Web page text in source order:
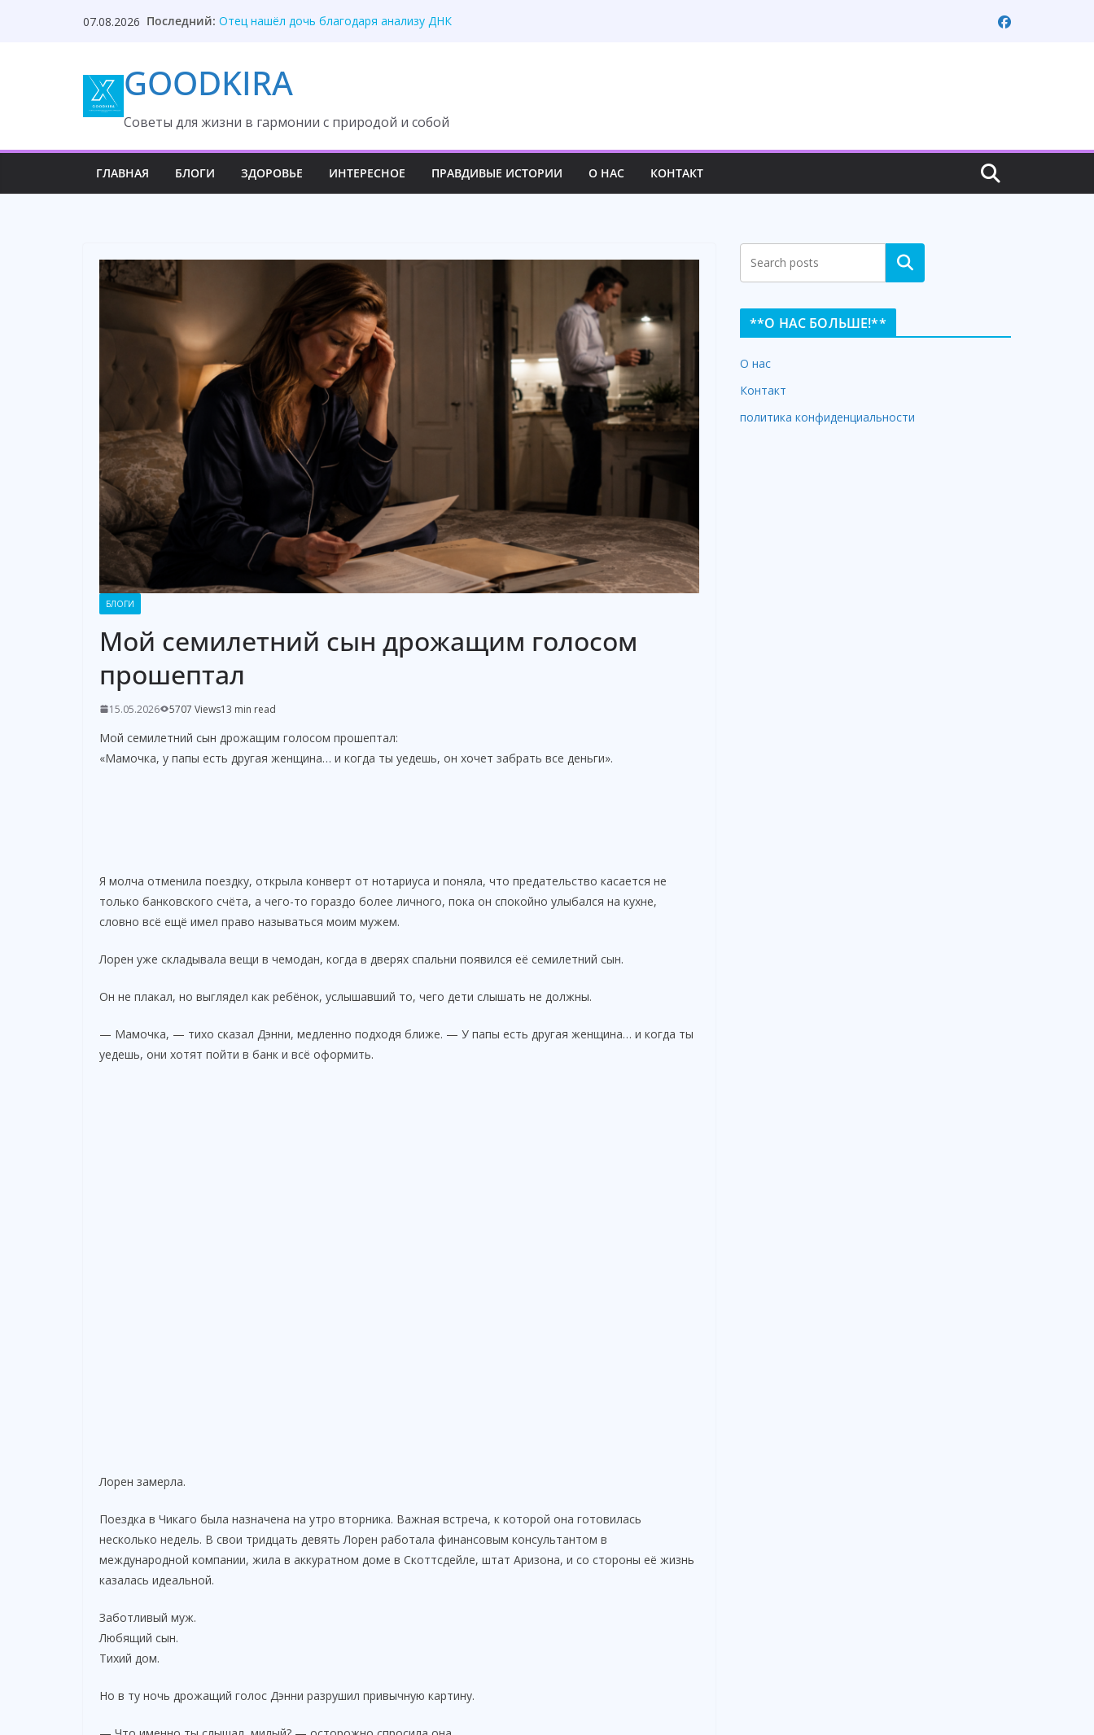
07.08.2026 Последний: Жена молчала годами, пока не услышала правду
Отец нашёл дочь благодаря анализу ДНК
Развод из-за миллиона оказался ошибкой
GOODKIRA
Cоветы для жизни в гармонии с природой и собой
ГЛАВНАЯ БЛОГИ ЗДОРОВЬЕ ИНТЕРЕСНОЕ ПРАВДИВЫЕ ИСТОРИИ О НАС КОНТАКТ
БЛОГИ
Мой семилетний сын дрожащим голосом
прошептал
15.05.2026 5707 Views13 min read
Мой семилетний сын дрожащим голосом прошептал:
«Мамочка, у папы есть другая женщина… и когда ты уедешь, он хочет забрать все деньги».
Я молча отменила поездку, открыла конверт от нотариуса и поняла, что предательство касается не
только банковского счёта, а чего-то гораздо более личного, пока он спокойно улыбался на кухне,
словно всё ещё имел право называться моим мужем.
Лорен уже складывала вещи в чемодан, когда в дверях спальни появился её семилетний сын.
Он не плакал, но выглядел как ребёнок, услышавший то, чего дети слышать не должны.
— Мамочка, — тихо сказал Дэнни, медленно подходя ближе. — У папы есть другая женщина… и когда ты
уедешь, они хотят пойти в банк и всё оформить.
Лорен замерла.
Поездка в Чикаго была назначена на утро вторника. Важная встреча, к которой она готовилась
несколько недель. В свои тридцать девять Лорен работала финансовым консультантом в
международной компании, жила в аккуратном доме в Скоттсдейле, штат Аризона, и со стороны её жизнь
казалась идеальной.
Заботливый муж.
Любящий сын.
Тихий дом.
Но в ту ночь дрожащий голос Дэнни разрушил привычную картину.
Search
**О НАС БОЛЬШЕ!**
О нас
Контакт
политика конфиденциальности